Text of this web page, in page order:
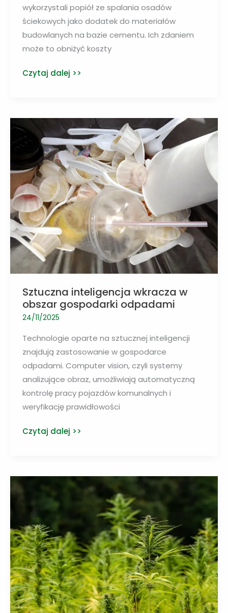
wykorzystali popiół ze spalania osadów
ściekowych jako dodatek do materiałów
budowlanych na bazie cementu. Ich zdaniem
może to obniżyć koszty
Cement
ISSA
skuteczniej
wiąże
dwutlenek
węgla
Czytaj dalej >>
Sztuczna inteligencja wkracza w
obszar gospodarki odpadami
24/11/2025
Technologie oparte na sztucznej inteligencji
znajdują zastosowanie w gospodarce
odpadami. Computer vision, czyli systemy
analizujące obraz, umożliwiają automatyczną
kontrolę pracy pojazdów komunalnych i
weryfikację prawidłowości
Sztuczna
obszar
gospodarki
odpadami
Czytaj dalej >>